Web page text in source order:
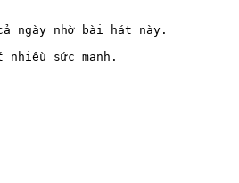
ngày nhờ bài hát này.
sức mạnh.